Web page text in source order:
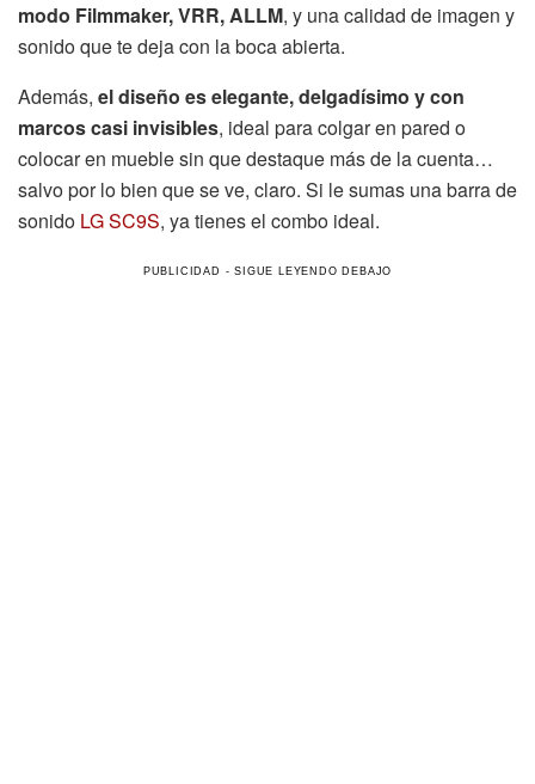
modo Filmmaker, VRR, ALLM, y una calidad de imagen y
sonido que te deja con la boca abierta.
Además, el diseño es elegante, delgadísimo y con
marcos casi invisibles, ideal para colgar en pared o
colocar en mueble sin que destaque más de la cuenta…
salvo por lo bien que se ve, claro. Si le sumas una barra de
sonido LG SC9S, ya tienes el combo ideal.